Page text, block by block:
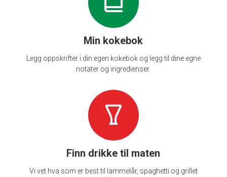
Min kokebok
Legg oppskrifter i din egen kokebok og legg til dine egne
notater og ingredienser.
Finn drikke til maten
Vi vet hva som er best til lammelår, spaghetti og grillet